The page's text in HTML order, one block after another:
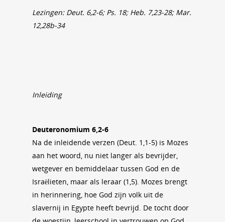
Lezingen: Deut. 6,2-6; Ps. 18; Heb. 7,23-28; Mar.
12,28b-34
Inleiding
Deuteronomium 6,2-6
Na de inleidende verzen (Deut. 1,1-5) is Mozes
aan het woord, nu niet langer als bevrijder,
wetgever en bemiddelaar tussen God en de
Israëlieten, maar als leraar (1,5). Mozes brengt
in herinnering, hoe God zijn volk uit de
slavernij in Egypte heeft bevrijd. De tocht door